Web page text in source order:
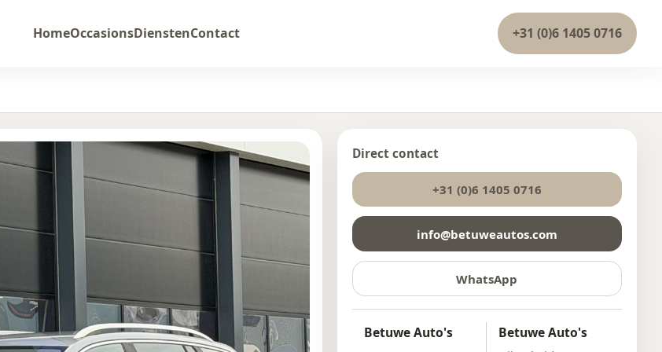
HomeOccasionsDienstenContact +31 (0)6 1405 0716
Direct contact
+31 (0)6 1405 0716
info@betuweautos.com
WhatsApp
Betuwe Auto's Betuwe Auto's